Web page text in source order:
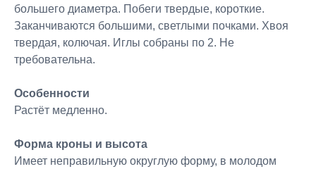
большего диаметра. Побеги твердые, короткие.
Заканчиваются большими, светлыми почками. Хвоя
твердая, колючая. Иглы собраны по 2. Не
требовательна.
Особенности
Растёт медленно.
Форма кроны и высота
Имеет неправильную округлую форму, в молодом